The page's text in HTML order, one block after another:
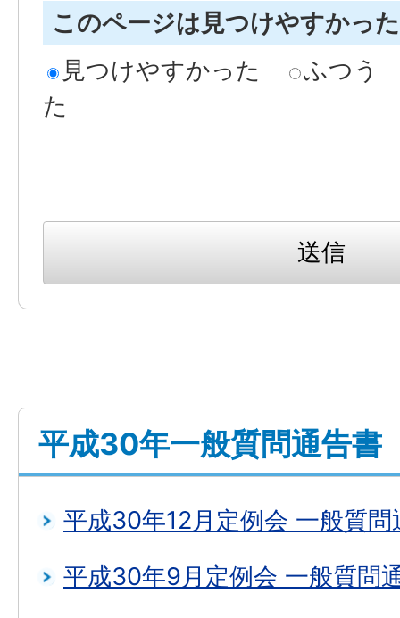
このページは見つけやすかっ
見つけやすかった
ふつう
た
平成30年一般質問通告書
平成30年12月定例会 一般質問
平成30年9月定例会 一般質問